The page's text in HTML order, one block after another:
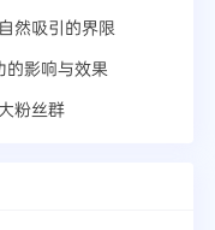
然吸引的界限
影响与效果
粉丝群